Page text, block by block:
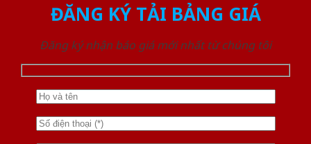
ĐĂNG KÝ TẢI BẢNG GIÁ
Đăng ký nhận báo giá mới nhất từ chúng tôi